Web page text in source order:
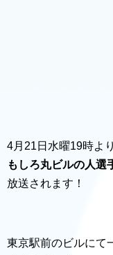
4月21日水曜19時より
もしろ丸ビルの人選
放送されます！
東京駅前のビルにて